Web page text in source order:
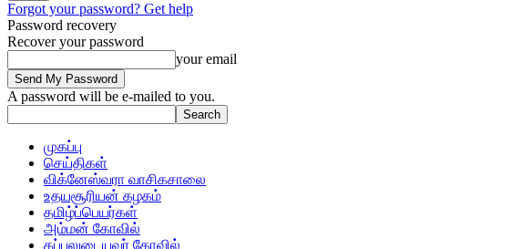
Forgot your password? Get help
Password recovery
Recover your password
your email
A password will be e-mailed to you.
முகப்பு
செய்திகள்
விக்னேஸ்வரா வாசிகசாலை
உதயசூரியன் கழகம்
தமிழ்ப்பெயர்கள்
அம்மன் கோவில்
கப்பலுடையவர் கோவில்